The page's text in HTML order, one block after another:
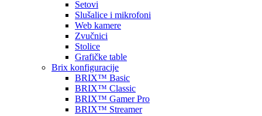
Setovi
Slušalice i mikrofoni
Web kamere
Zvučnici
Stolice
Grafičke table
Brix konfiguracije
BRIX™ Basic
BRIX™ Classic
BRIX™ Gamer Pro
BRIX™ Streamer